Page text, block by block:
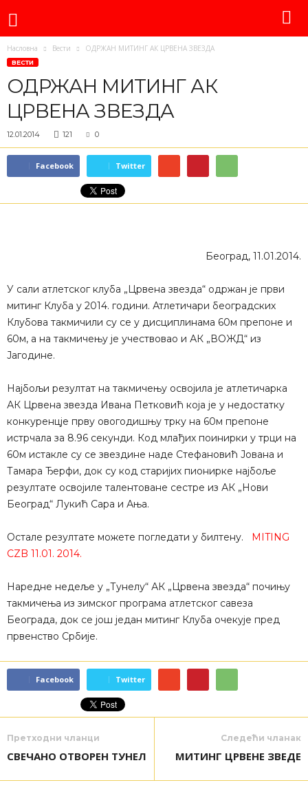
Насловна Вести ОДРЖАН МИТИНГ АК ЦРВЕНА ЗВЕЗДА
ВЕСТИ
ОДРЖАН МИТИНГ АК
ЦРВЕНА ЗВЕЗДА
12.01.2014 121 0
Facebook Twitter
Београд, 11.01.2014.
У сали атлетског клуба „Црвена звезда“ одржан је први
митинг Клуба у 2014. години. Атлетичари београдских
Клубова такмичили су се у дисциплинама 60м препоне и
60м, а на такмичењу је учествовао и АК „ВОЖД“ из
Јагодине.
Најбољи резултат на такмичењу освојила је атлетичарка
АК Црвена звезда Ивана Петковић која је у недостатку
конкуренцје прву овогодишњу трку на 60м препоне
истрчала за 8.96 секунди. Код млађих поинирки у трци на
60м истакле су се звездине наде Стефановић Јована и
Тамара Ђерфи, док су код старијих пионирке најбоље
резултате освојиле талентоване сестре из АК „Нови
Београд“ Лукић Сара и Ања.
Остале резултате можете погледати у билтену. MITING
CZB 11.01. 2014.
Наредне недеље у „Тунелу“ АК „Црвена звезда“ почињу
такмичења из зимског програма атлетског савеза
Београда, док се још један митинг Клуба очекује пред
првенство Србије.
Facebook Twitter
Претходни чланци
СВЕЧАНО ОТВОРЕН ТУНЕЛ
Следећи чланак
МИТИНГ ЦРВЕНЕ ЗВЕДЕ